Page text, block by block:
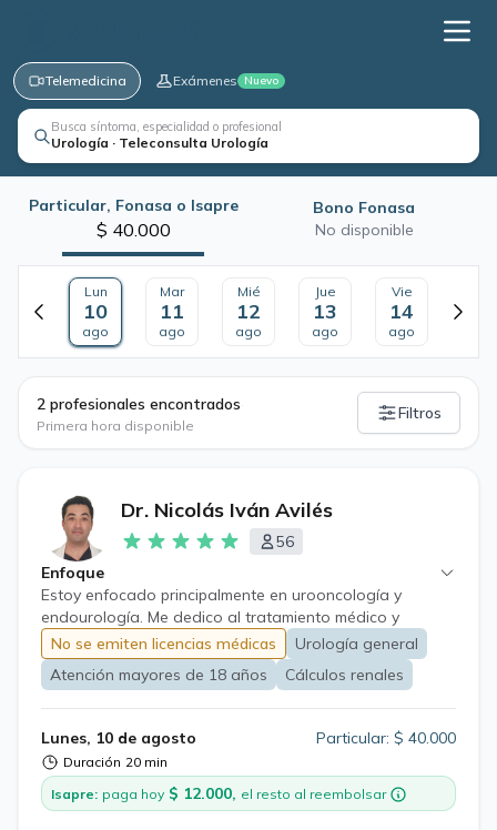
Telemedicina Exámenes Nuevo
Busca síntoma, especialidad o profesional
Urología · Teleconsulta Urología
Particular, Fonasa o Isapre
$ 40.000
Bono Fonasa
No disponible
Lun
10
ago
Mar
11
ago
Mié
12
ago
Jue
13
ago
Vie
14
ago
2 profesionales encontrados
Primera hora disponible
Filtros
Dr. Nicolás Iván Avilés
56
Enfoque
Estoy enfocado principalmente en urooncología y
endourología. Me dedico al tratamiento médico y
quirúrgico de patologías urológicas en hombres y
mujeres, con especial énfasis en la hiperplasia prostática
benigna, los cálculos urinarios y los distintos tipos de
cáncer urológico. Realizo cirugía endoscópica, incluida
la enucleación prostática con láser (HoLEP); tratamiento
quirúrgico de litiasis urinaria por diversas vías,
incluyendo la nefrolitotomía percutánea; cirugía
laparoscópica avanzada; cirugía robótica, y cirugía
abierta tanto genital como abdominal.
No se emiten licencias médicas
Urología general
Atención mayores de 18 años
Cálculos renales
Lunes, 10 de agosto
Duración 20 min
Particular: $ 40.000
Isapre: paga hoy $ 12.000, el resto al reembolsar